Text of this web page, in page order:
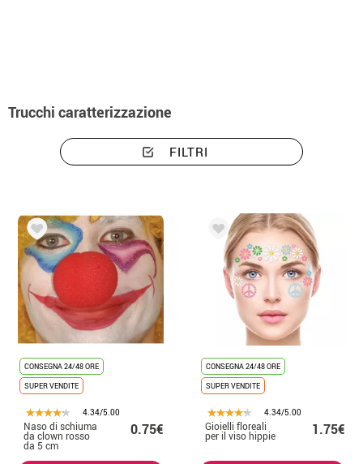
Trucchi caratterizzazione
FILTRI
CONSEGNA 24/48 ORE
SUPER VENDITE
4.34/5.00
Naso di schiuma
da clown rosso
da 5 cm
0.75€
CONSEGNA 24/48 ORE
SUPER VENDITE
4.34/5.00
Gioielli floreali
per il viso hippie 1.75€